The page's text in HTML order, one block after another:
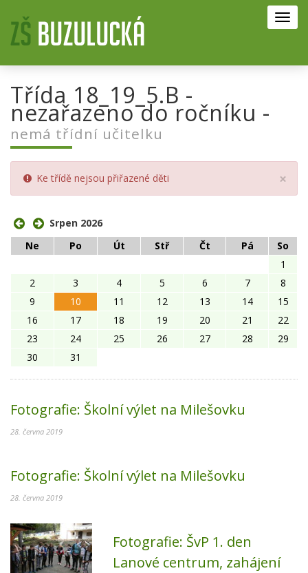
Třída 18_19_5.B -
nezařazeno do ročníku -
nemá třídní učitelku
×
Ke třídě nejsou přiřazené děti
Srpen 2026
Ne
Po Út Stř Čt Pá
So
1
2
3 4 5 6 7
8
9
10 11 12 13 14
15
16
17 18 19 20 21
22
23
24 25 26 27 28
29
30
31
Fotografie: Školní výlet na Milešovku
28. června 2019
Fotografie: Školní výlet na Milešovku
28. června 2019
Fotografie: ŠvP 1. den
Lanové centrum, zahájení